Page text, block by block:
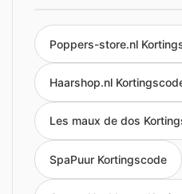
Poppers-store.nl
Haarshop.nl
Les maux de dos
SpaPuur Kortingscode